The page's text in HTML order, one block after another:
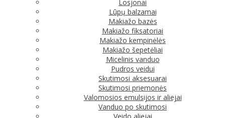
Losjonai
Lūpų balzamai
Makiažo bazės
Makiažo fiksatoriai
Makiažo kempinėlės
Makiažo šepetėliai
Micelinis vanduo
Pudros veidui
Skutimosi aksesuarai
Skutimosi priemonės
Valomosios emulsijos ir aliejai
Vanduo po skutimosi
Veido aliejai